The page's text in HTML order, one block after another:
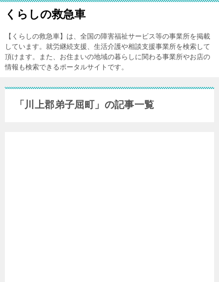
くらしの救急車
【くらしの救急車】は、全国の障害福祉サービス等の事業所を掲載
しています。就労継続支援、生活介護や相談支援事業所を検索して
頂けます。また、お住まいの地域の暮らしに関わる事業所やお店の
情報も検索できるポータルサイトです。
「川上郡弟子屈町」の記事一覧